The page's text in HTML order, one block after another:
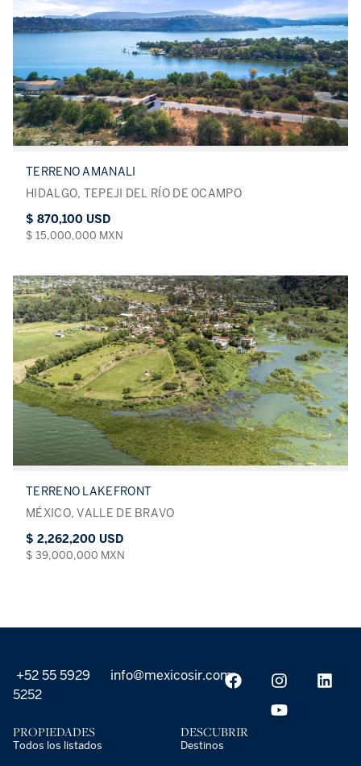
TERRENO AMANALI
HIDALGO, TEPEJI DEL RÍO DE OCAMPO
$ 870,100 USD
$ 15,000,000 MXN
TERRENO LAKEFRONT
MÉXICO, VALLE DE BRAVO
$ 2,262,200 USD
$ 39,000,000 MXN
+52 55 5929
5252
info@mexicosir.com
PROPIEDADES
Todos los listados
DESCUBRIR
Destinos